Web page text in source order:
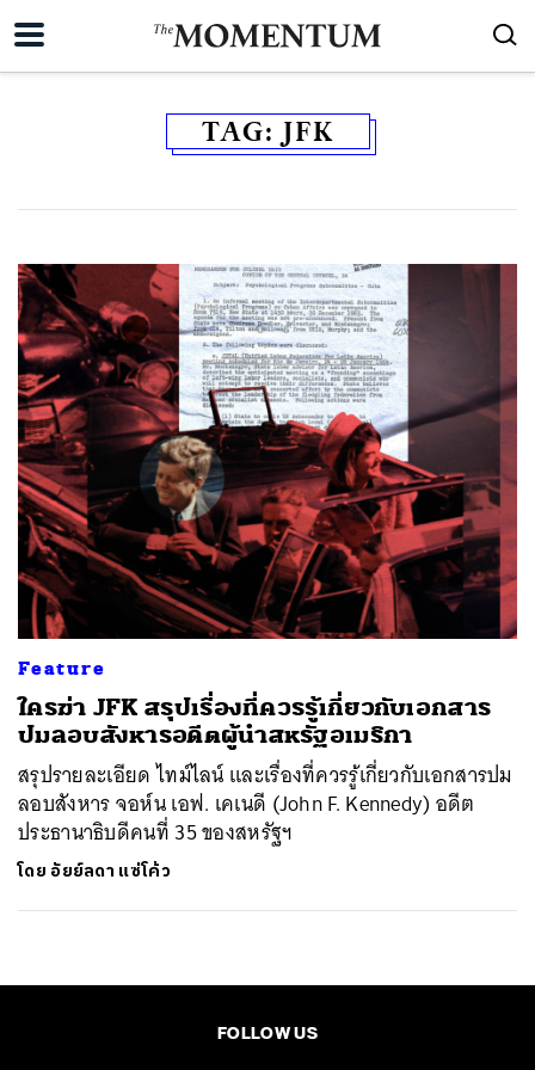
TAG: JFK
Feature
ใครฆ่า JFK สรุปเรื่องที่ควรรู้เกี่ยวกับเอกสาร
ปมลอบสังหารอดีตผู้นำสหรัฐอเมริกา
สรุปรายละเอียด ไทม์ไลน์ และเรื่องที่ควรรู้เกี่ยวกับเอกสารปม
ลอบสังหาร จอห์น เอฟ. เคเนดี (John F. Kennedy) อดีต
ประธานาธิบดีคนที่ 35 ของสหรัฐฯ
โดย อัยย์ลดา แซ่โค้ว
FOLLOW US
ค้นหา
SHARE TWEET LINE EMAIL